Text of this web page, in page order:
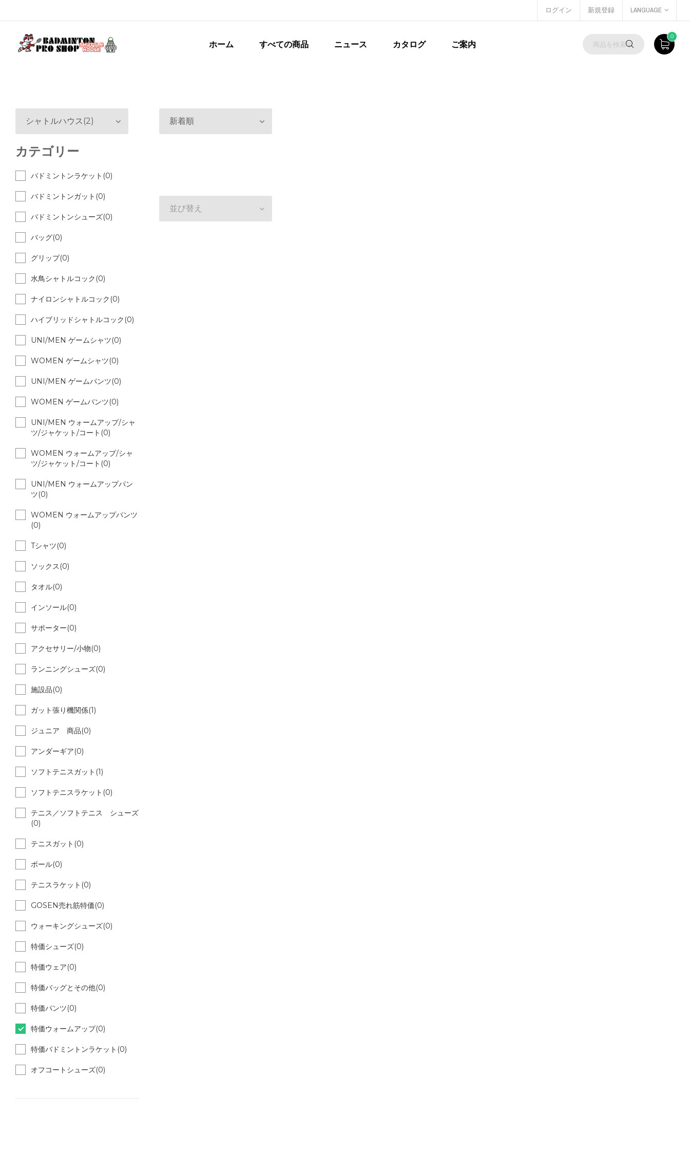
ログイン 新規登録 LANGUAGE
ホーム すべての商品 ニュース カタログ ご案内
0
新着順
並び替え
シャトルハウス(2)
カテゴリー
バドミントンラケット(0)
バドミントンガット(0)
バドミントンシューズ(0)
バッグ(0)
グリップ(0)
水鳥シャトルコック(0)
ナイロンシャトルコック(0)
ハイブリッドシャトルコック(0)
UNI/MEN ゲームシャツ(0)
WOMEN ゲームシャツ(0)
UNI/MEN ゲームパンツ(0)
WOMEN ゲームパンツ(0)
UNI/MEN ウォームアップ/シャ
ツ/ジャケット/コート(0)
WOMEN ウォームアップ/シャ
ツ/ジャケット/コート(0)
UNI/MEN ウォームアップパン
ツ(0)
WOMEN ウォームアップパンツ
(0)
Tシャツ(0)
ソックス(0)
タオル(0)
インソール(0)
サポーター(0)
アクセサリー/小物(0)
ランニングシューズ(0)
施設品(0)
ガット張り機関係(1)
ジュニア 商品(0)
アンダーギア(0)
ソフトテニスガット(1)
ソフトテニスラケット(0)
テニス／ソフトテニス シューズ
(0)
テニスガット(0)
ボール(0)
テニスラケット(0)
GOSEN売れ筋特価(0)
ウォーキングシューズ(0)
特価シューズ(0)
特価ウェア(0)
特価バッグとその他(0)
特価パンツ(0)
特価ウォームアップ(0)
特価バドミントンラケット(0)
オフコートシューズ(0)